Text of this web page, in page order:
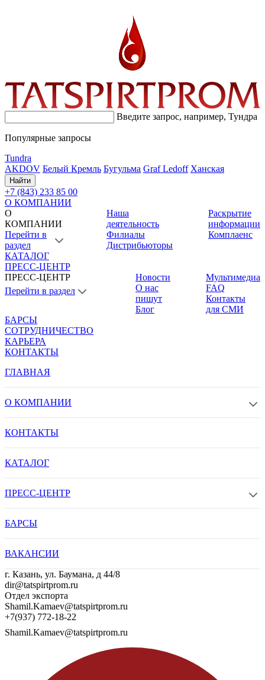
Введите запрос, например, Тундра
Популярные запросы
Tundra
AKDOV Белый Кремль Бугульма Graf Ledoff Ханская
Найти
+7 (843) 233 85 00
О КОМПАНИИ
О
КОМПАНИИ
Перейти в
раздел
Наша
деятельность
Филиалы
Дистрибьюторы
Раскрытие
информации
Комплаенс
КАТАЛОГ
ПРЕСС-ЦЕНТР
ПРЕСС-ЦЕНТР
Перейти в раздел
Новости
О нас
пишут
Блог
Мультимедиа
FAQ
Контакты
для СМИ
БАРСЫ
СОТРУДНИЧЕСТВО
КАРЬЕРА
КОНТАКТЫ
ГЛАВНАЯ
О КОМПАНИИ
КОНТАКТЫ
КАТАЛОГ
ПРЕСС-ЦЕНТР
БАРСЫ
ВАКАНСИИ
г. Казань, ул. Баумана, д 44/8
dir@tatspirtprom.ru
Отдел экспорта
Shamil.Kamaev@tatspirtprom.ru
+7(937) 772-18-22
Shamil.Kamaev@tatspirtprom.ru